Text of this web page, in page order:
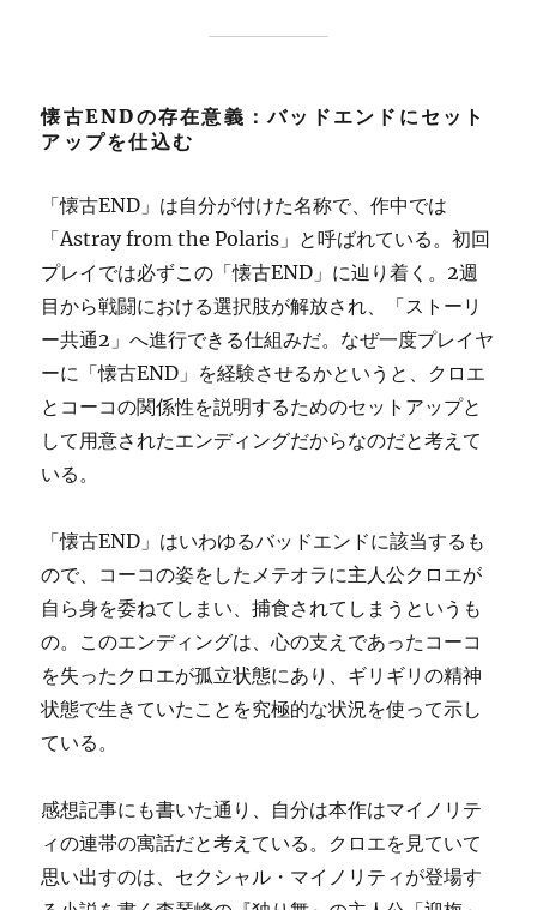
懐古ENDの存在意義：バッドエンドにセット
アップを仕込む
「懐古END」は自分が付けた名称で、作中では
「Astray from the Polaris」と呼ばれている。初回
プレイでは必ずこの「懐古END」に辿り着く。2週
目から戦闘における選択肢が解放され、「ストーリ
ー共通2」へ進行できる仕組みだ。なぜ一度プレイヤ
ーに「懐古END」を経験させるかというと、クロエ
とコーコの関係性を説明するためのセットアップと
して用意されたエンディングだからなのだと考えて
いる。
「懐古END」はいわゆるバッドエンドに該当するも
ので、コーコの姿をしたメテオラに主人公クロエが
自ら身を委ねてしまい、捕食されてしまうというも
の。このエンディングは、心の支えであったコーコ
を失ったクロエが孤立状態にあり、ギリギリの精神
状態で生きていたことを究極的な状況を使って示し
ている。
感想記事にも書いた通り、自分は本作はマイノリテ
ィの連帯の寓話だと考えている。クロエを見ていて
思い出すのは、セクシャル・マイノリティが登場す